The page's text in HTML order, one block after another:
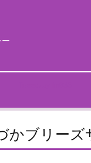
かブリーズ